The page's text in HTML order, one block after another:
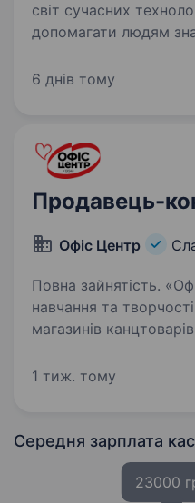
світ сучасних
допомагати людям
продавця-
6 днів тому
Продавець-
Офіс Центр
Повна зайнятість. «Офіс-центр» все для офісу,
навчання та
магазинів
та запрошуємо тебе
1 тиж. тому
Середня зарплата
23000